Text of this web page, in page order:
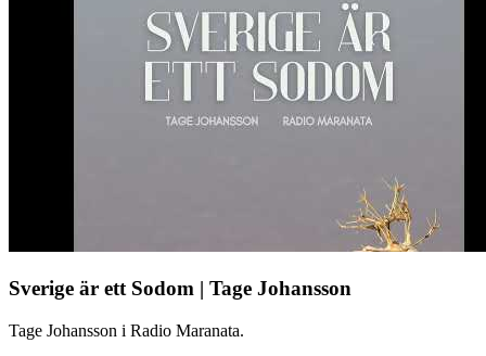
Sverige är ett Sodom | Tage Johansson
Tage Johansson i Radio Maranata.